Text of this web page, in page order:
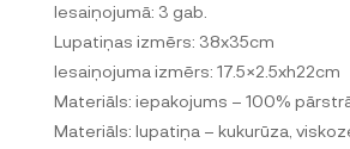
Iesaiņojumā: 3 gab.
Lupatiņas izmērs: 38x35cm
Iesaiņojuma izmērs: 17.5×2.5xh22cm
Materiāls: iepakojums – 100%
Materiāls: lupatiņa – kukurūza,